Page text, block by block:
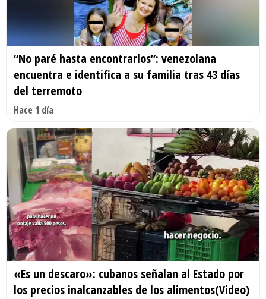
“No paré hasta encontrarlos”: venezolana
encuentra e identifica a su familia tras 43 días
del terremoto
Hace 1 día
«Es un descaro»: cubanos señalan al Estado por
los precios inalcanzables de los alimentos(Video)